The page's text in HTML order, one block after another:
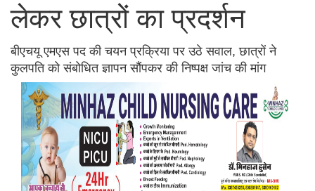
लेकर छात्रों का प्रदर्शन
बीएचयू एमएस पद की चयन प्रक्रिया पर उठे सवाल, छात्रों ने
कुलपति को संबोधित ज्ञापन सौंपकर की निष्पक्ष जांच की मांग